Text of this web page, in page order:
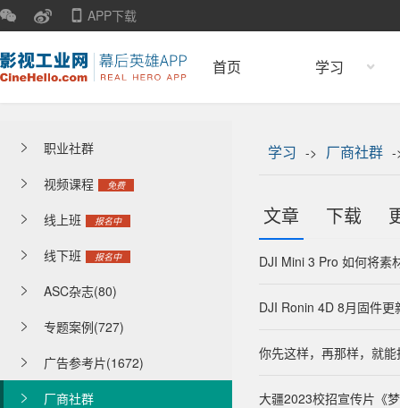
APP下载
首页 学习
 职业社群
 视频课程 免费
 线上班 报名中
 线下班 报名中
 ASC杂志(80)
 专题案例(727)
 广告参考片(1672)
 厂商社群
学习 -> 厂商社群 -
文章 下载
DJI Mini 3 Pro 如何将素
DJI Ronin 4D 8月固件更
你先这样，再那样，就
大疆2023校招宣传片《